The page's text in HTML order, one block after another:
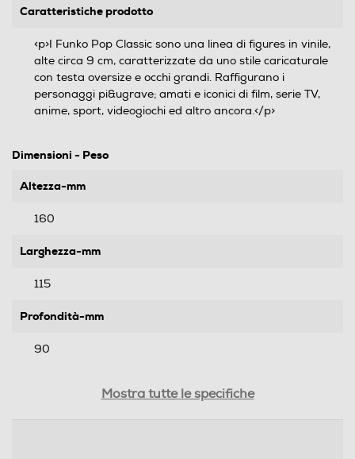
Caratteristiche prodotto
<p>I Funko Pop Classic sono una linea di figures in vinile,
alte circa 9 cm, caratterizzate da uno stile caricaturale
con testa oversize e occhi grandi. Raffigurano i
personaggi pi&ugrave; amati e iconici di film, serie TV,
anime, sport, videogiochi ed altro ancora.</p>
Dimensioni - Peso
Altezza-mm
160
Larghezza-mm
115
Profondità-mm
90
Mostra tutte le specifiche